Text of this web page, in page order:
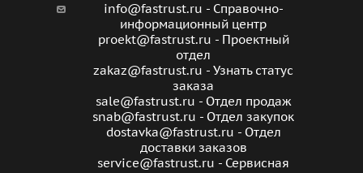
info@fastrust.ru - Справочно-
информационный центр
proekt@fastrust.ru - Проектный
отдел
zakaz@fastrust.ru - Узнать статус
заказа
sale@fastrust.ru - Отдел продаж
snab@fastrust.ru - Отдел закупок
dostavka@fastrust.ru - Отдел
доставки заказов
service@fastrust.ru - Сервисная